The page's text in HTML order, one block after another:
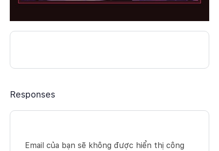
Responses
Email của bạn sẽ không được hiển thị công